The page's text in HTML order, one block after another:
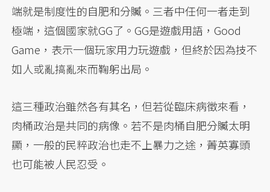
端就是制度性的自肥和分贓。三者中任何一者走到
極端，這個國家就GG了。GG是遊戲用語，Good
Game，表示一個玩家用力玩遊戲，但終於因為技不
如人或亂搞亂來而鞠躬出局。
這三種政治雖然各有其名，但若從臨床病徵來看，
肉桶政治是共同的病像。若不是肉桶自肥分贓太明
顯，一般的民粹政治也走不上暴力之途，菁英寡頭
也可能被人民忍受。